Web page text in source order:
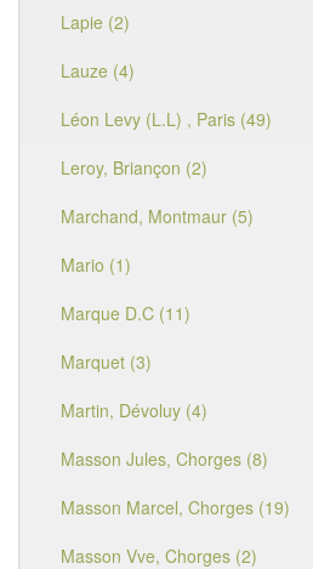
Lapie (2)
Lauze (4)
Léon Levy (L.L) , Paris (49)
Leroy, Briançon (2)
Marchand, Montmaur (5)
Mario (1)
Marque D.C (11)
Marquet (3)
Martin, Dévoluy (4)
Masson Jules, Chorges (8)
Masson Marcel, Chorges (19)
Masson Vve, Chorges (2)